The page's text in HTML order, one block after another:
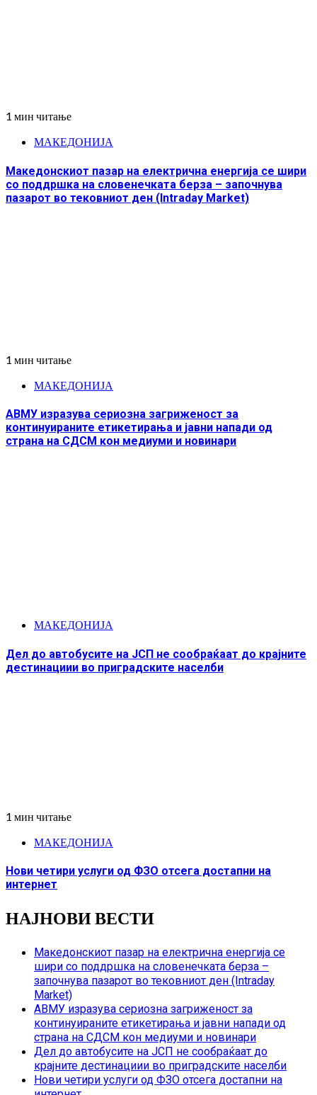
1 мин читање
МАКЕДОНИЈА
Македонскиот пазар на електрична енергија се шири
со поддршка на словенечката берза – започнува
пазарот во тековниот ден (Intraday Market)
1 мин читање
МАКЕДОНИЈА
АВМУ изразува сериозна загриженост за
континуираните етикетирања и јавни напади од
страна на СДСМ кон медиуми и новинари
МАКЕДОНИЈА
Дел до автобусите на ЈСП не сообраќаат до крајните
дестинациии во приградските населби
1 мин читање
МАКЕДОНИЈА
Нови четири услуги од ФЗО отсега достапни на
интернет
НАЈНОВИ ВЕСТИ
Македонскиот пазар на електрична енергија се
шири со поддршка на словенечката берза –
започнува пазарот во тековниот ден (Intraday
Market)
АВМУ изразува сериозна загриженост за
континуираните етикетирања и јавни напади од
страна на СДСМ кон медиуми и новинари
Дел до автобусите на ЈСП не сообраќаат до
крајните дестинациии во приградските населби
Нови четири услуги од ФЗО отсега достапни на